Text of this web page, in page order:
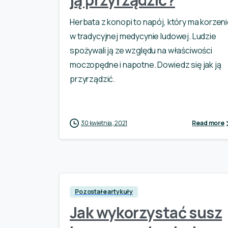
Herbata z konopi to napój, który ma
w tradycyjnej medycynie ludowej. Ludzie
spożywali ją ze względu na właściwości
moczopędne i napotne. Dowiedz się jak ją
przyrządzić.
30 kwietnia, 2021 Read more
Pozostałe artykuły
Jak wykorzystać susz